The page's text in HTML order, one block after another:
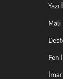
Fen